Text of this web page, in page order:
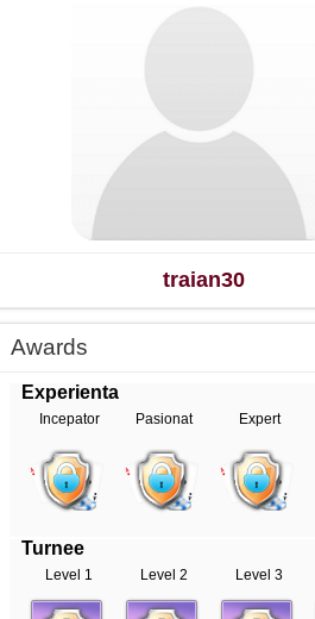
traian30
Awards
Experienta
Incepator Pasionat Expert
Turnee
Level 1 Level 2 Level 3